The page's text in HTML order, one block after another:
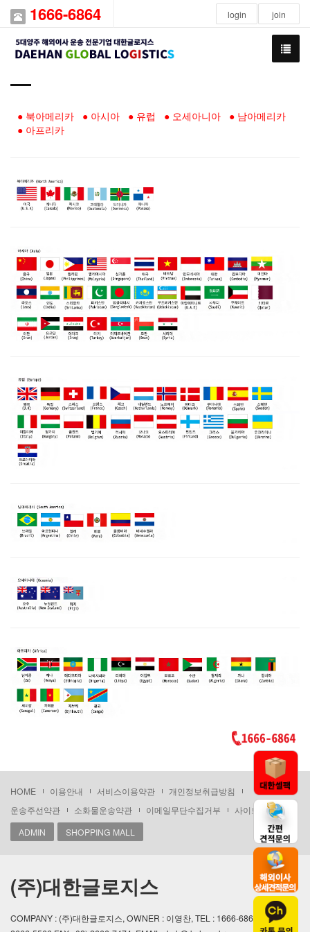
1666-6864 login join
● 북아메리카 ● 아시아 ● 유럽 ● 오세아니아
● 남아메리카
● 아프리카
HOME 이용안내 서비스이용약관
개인정보취급방침
운송주선약관
소화물운송약관 이메일무단수집거부
사이트맵
ADMIN
SHOPPING MALL
(주)대한글로지스
COMPANY : (주)대한글로지스, OWNER : 이영찬, TEL : 1666-6864 / 02)